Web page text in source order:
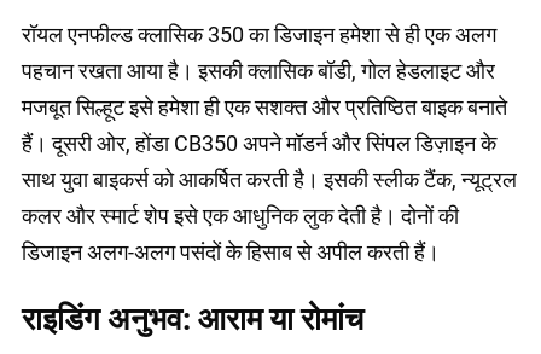
रॉयल एनफील्ड क्लासिक 350 का डिजाइन हमेशा से ही एक अलग
पहचान रखता आया है। इसकी क्लासिक बॉडी, गोल हेडलाइट और
मजबूत सिल्हूट इसे हमेशा ही एक सशक्त और प्रतिष्ठित बाइक बनाते
हैं। दूसरी ओर, होंडा CB350 अपने मॉडर्न और सिंपल डिज़ाइन के
साथ युवा बाइकर्स को आकर्षित करती है। इसकी स्लीक टैंक, न्यूट्रल
कलर और स्मार्ट शेप इसे एक आधुनिक लुक देती है। दोनों की
डिजाइन अलग-अलग पसंदों के हिसाब से अपील करती हैं।
राइडिंग अनुभव: आराम या रोमांच